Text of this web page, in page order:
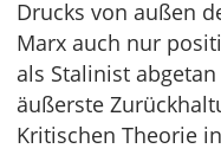
Drucks von außen
Marx auch nur
als Stalinist
äußerste
Kritischen Theorie